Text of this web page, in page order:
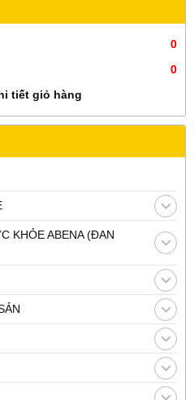
0
0
tiết giỏ hàng
KHỎE ABENA (ĐAN